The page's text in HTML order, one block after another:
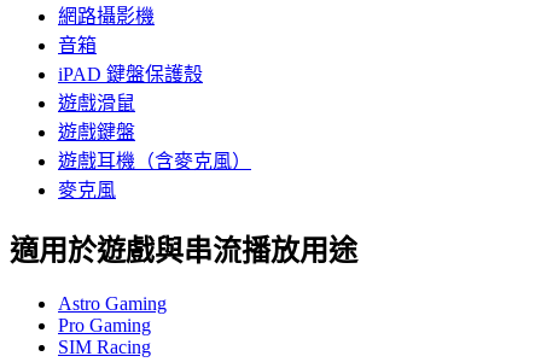
網路攝影機
音箱
iPAD 鍵盤保護殼
遊戲滑鼠
遊戲鍵盤
遊戲耳機（含麥克風）
麥克風
適用於遊戲與串流播放用途
Astro Gaming
Pro Gaming
SIM Racing